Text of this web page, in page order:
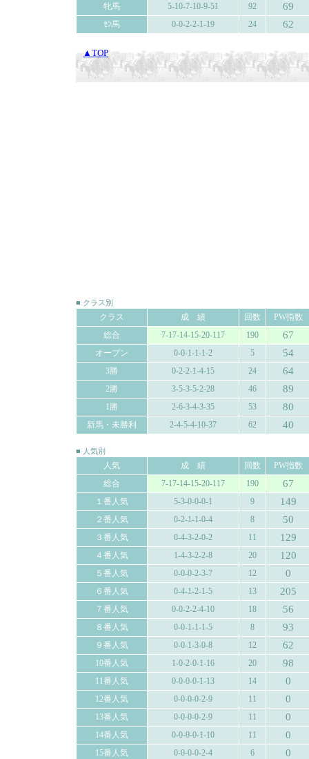
牝馬 5-10-7-10-9-51 92 69
ｾﾝ馬 0-0-2-2-1-19 24 62
▲TOP
■ クラス別
クラス 成 績 回数
PW指数
総合
7-17-14-15-20-117 190 67
オープン 0-0-1-1-1-2 5 54
3勝 0-2-2-1-4-15 24 64
2勝 3-5-3-5-2-28 46 89
1勝 2-6-3-4-3-35 53 80
新馬・未勝利 2-4-5-4-10-37 62 40
■ 人気別
人気 成 績 回数
PW指数
総合
7-17-14-15-20-117 190 67
１番人気 5-3-0-0-0-1 9 149
２番人気 0-2-1-1-0-4 8 50
３番人気 0-4-3-2-0-2 11 129
４番人気 1-4-3-2-2-8 20 120
５番人気 0-0-0-2-3-7 12 0
６番人気 0-4-1-2-1-5 13 205
７番人気 0-0-2-2-4-10 18 56
８番人気 0-0-1-1-1-5 8 93
９番人気 0-0-1-3-0-8 12 62
10番人気 1-0-2-0-1-16 20 98
11番人気 0-0-0-0-1-13 14 0
12番人気 0-0-0-0-2-9 11 0
13番人気 0-0-0-0-2-9 11 0
14番人気 0-0-0-0-1-10 11 0
15番人気 0-0-0-0-2-4 6 0